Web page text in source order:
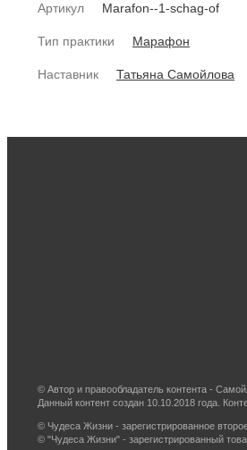
Артикул Marafon--1-schag-of
Тип практики Марафон
Наставник Татьяна Самойлова
© Автор и правообладатель контента -
Данный контент создан 10.10.2018 года.
© Чудеса Жизни - зарегистрированное
© "Чудеса Жизни" - зарегистрированный